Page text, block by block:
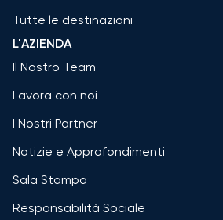
Tutte le destinazioni
L'AZIENDA
Il Nostro Team
Lavora con noi
I Nostri Partner
Notizie e Approfondimenti
Sala Stampa
Responsabilità Sociale